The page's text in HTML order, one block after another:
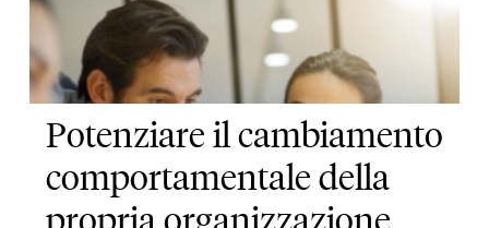
Potenziare il cambiamento
comportamentale della